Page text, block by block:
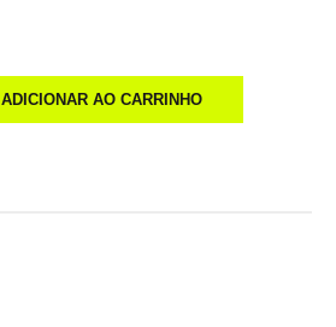
ADICIONAR AO CARRINHO